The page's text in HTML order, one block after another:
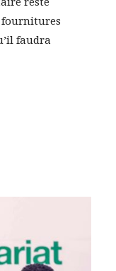
fournitures
faudra